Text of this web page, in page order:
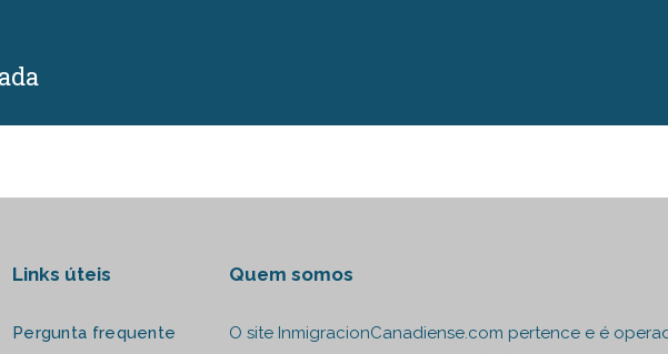
Links úteis
Pergunta frequente
Quem somos
O site InmigracionCanadiense.com pertence e é